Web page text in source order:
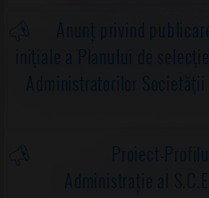
Anunț privind
iniţiale a Planului de
Administratorilor Societăţii
Proiect-
Administrație al